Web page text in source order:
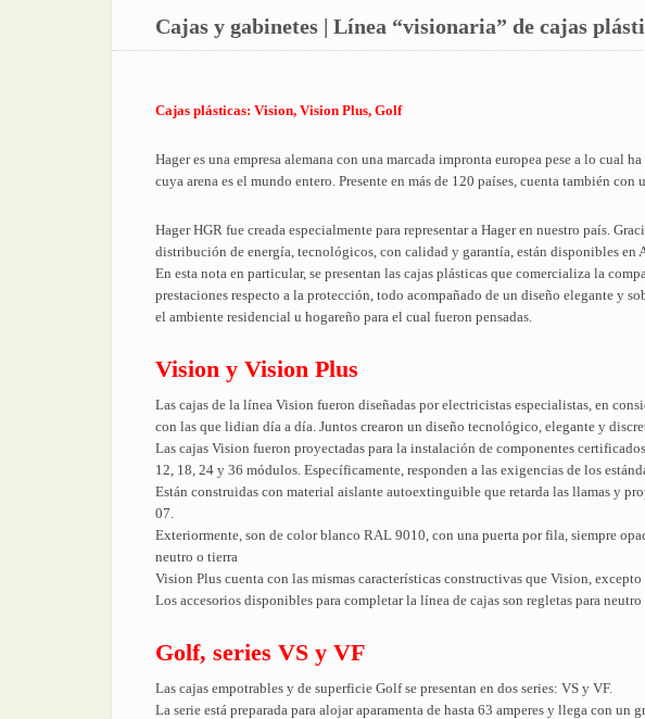
Cajas y gabinetes | Línea “visionaria” de cajas
Cajas plásticas: Vision, Vision Plus, Golf
Hager es una empresa alemana con una marcada impronta europea pese a lo
cuya arena es el mundo entero. Presente en más de 120 países, cuenta también
Hager HGR fue creada especialmente para representar a Hager en nuestro país.
distribución de energía, tecnológicos, con calidad y garantía, están disponibles en
En esta nota en particular, se presentan las cajas plásticas que comercializa la
prestaciones respecto a la protección, todo acompañado de un diseño elegante y
el ambiente residencial u hogareño para el cual fueron pensadas.
Vision y Vision Plus
Las cajas de la línea Vision fueron diseñadas por electricistas especialistas, en
con las que lidian día a día. Juntos crearon un diseño tecnológico, elegante y
Las cajas Vision fueron proyectadas para la instalación de componentes
12, 18, 24 y 36 módulos. Específicamente, responden a las exigencias de los
Están construidas con material aislante autoextinguible que retarda las llamas y
07.
Exteriormente, son de color blanco RAL 9010, con una puerta por fila, siempre
neutro o tierra
Vision Plus cuenta con las mismas características constructivas que Vision,
Los accesorios disponibles para completar la línea de cajas son regletas para
Golf, series VS y VF
Las cajas empotrables y de superficie Golf se presentan en dos series: VS y VF.
La serie está preparada para alojar aparamenta de hasta 63 amperes y llega con un